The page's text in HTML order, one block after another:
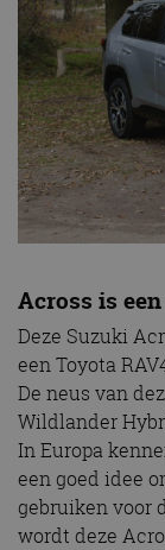
Across is
Deze Suzuki
een Toyota
De neus van
Wildlander
In Europa
een goed idee
gebruiken voor
wordt deze